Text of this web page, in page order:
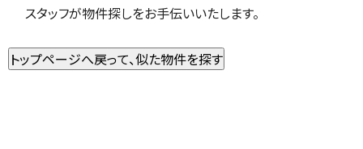
スタッフが物件探しをお手伝いいたします。